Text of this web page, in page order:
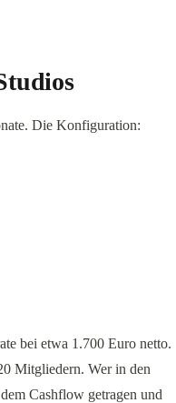
Die Konfiguration:
bei etwa 1.700 Euro netto.
Mitgliedern. Wer in den
Cashflow getragen und